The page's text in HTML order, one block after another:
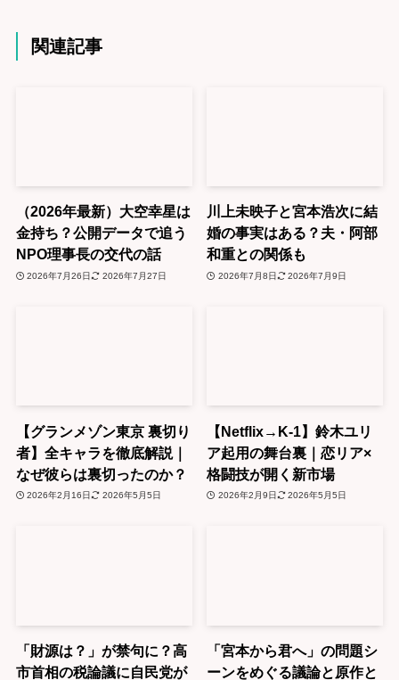
関連記事
（2026年最新）大空幸星は
金持ち？公開データで追う
NPO理事長の交代の話
2026年7月26日 2026年7月27日
川上未映子と宮本浩次に結
婚の事実はある？夫・阿部
和重との関係も
2026年7月8日 2026年7月9日
【グランメゾン東京 裏切り
者】全キャラを徹底解説｜
なぜ彼らは裏切ったのか？
2026年2月16日 2026年5月5日
【Netflix→K-1】鈴木ユリ
ア起用の舞台裏｜恋リア×
格闘技が開く新市場
2026年2月9日 2026年5月5日
「財源は？」が禁句に？高
市首相の税論議に自民党が
「宮本から君へ」の問題シ
ーンをめぐる議論と原作と